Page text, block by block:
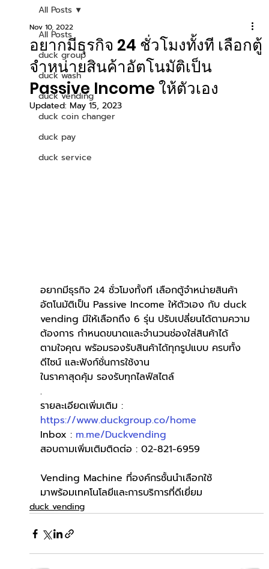
All Posts
duck group
duck wash
duck vending
duck coin changer
duck pay
duck service
All Posts
อยากมีธุรกิจ 24 ชั่วโมงทั้งที เลือกตู้
จำหน่ายสินค้าอัตโนมัติเป็น
Passive Income ให้ตัวเอง
Nov 10, 2022
Updated: May 15, 2023
อยากมีธุรกิจ 24 ชั่วโมงทั้งที เลือกตู้จำหน่ายสินค้า
อัตโนมัติเป็น Passive Income ให้ตัวเอง กับ duck
vending มีให้เลือกถึง 6 รุ่น ปรับเปลี่ยนได้ตามความ
ต้องการ กำหนดขนาดและจำนวนช่องใส่สินค้าได้
ตามใจคุณ พร้อมรองรับสินค้าได้ทุกรูปแบบ ครบทั้ง
ดีไซน์ และฟังก์ชั่นการใช้งาน
ในราคาสุดคุ้ม รองรับทุกไลฟ์สไตล์
.
รายละเอียดเพิ่มเติม :
https://www.duckgroup.co/home
Inbox : m.me/Duckvending
สอบถามเพิ่มเติมติดต่อ : 02-821-6959
Vending Machine ที่องค์กรชั้นนำเลือกใช้
มาพร้อมเทคโนโลยีและการบริการที่ดีเยี่ยม
duck vending